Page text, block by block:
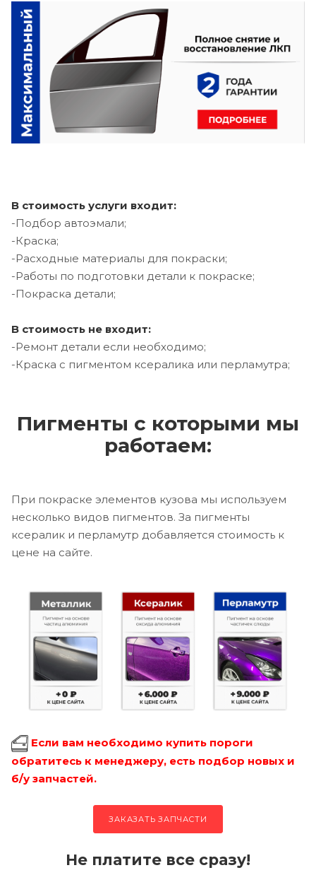
В стоимость услуги входит:
-Подбор автоэмали;
-Краска;
-Расходные материалы для покраски;
-Работы по подготовки детали к покраске;
-Покраска детали;
В стоимость не входит:
-Ремонт детали если необходимо;
-Краска с пигментом ксералика или перламутра;
Пигменты с которыми мы
работаем:
При покраске элементов кузова мы используем
несколько видов пигментов. За пигменты
ксералик и перламутр добавляется стоимость к
цене на сайте.
Если вам необходимо купить пороги
обратитесь к менеджеру, есть подбор новых и
б/у запчастей.
ЗАКАЗАТЬ ЗАПЧАСТИ
Не платите все сразу!